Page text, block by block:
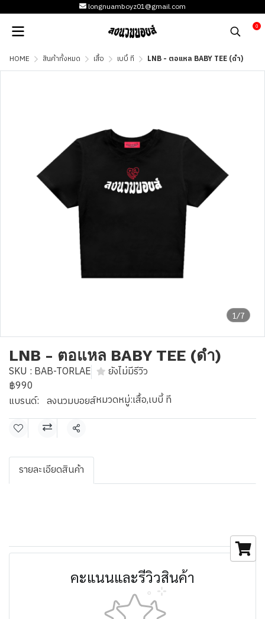
longnuamboyz01@gmail.com
0
HOME สินค้าทั้งหมด เสื้อ เบบี้ ที LNB - ตอแหล BABY TEE (ดำ)
1/7
LNB - ตอแหล BABY TEE (ดำ)
SKU : BAB-TORLAE
ยังไม่มีรีวิว
฿990
แบรนด์: ลงนวมบอยส์หมวดหมู่:เสื้อ,เบบี้ ที
แชร์
รายละเอียดสินค้า
คะแนนและรีวิวสินค้า